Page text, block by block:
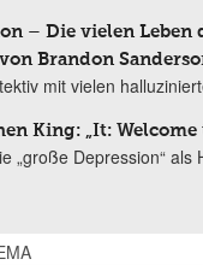
– Die vielen Leben
von Brandon
mit vielen
King: „It:
„große Depression“ als